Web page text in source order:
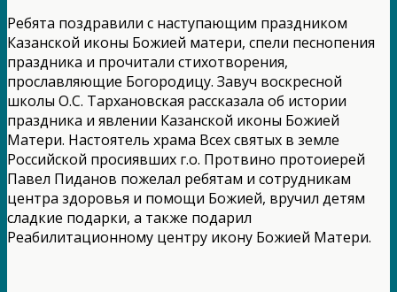
Ребята поздравили с наступающим праздником
Казанской иконы Божией матери, спели песнопения
праздника и прочитали стихотворения,
прославляющие Богородицу. Завуч воскресной
школы О.С. Тархановская рассказала об истории
праздника и явлении Казанской иконы Божией
Матери. Настоятель храма Всех святых в земле
Российской просиявших г.о. Протвино протоиерей
Павел Пиданов пожелал ребятам и сотрудникам
центра здоровья и помощи Божией, вручил детям
сладкие подарки, а также подарил
Реабилитационному центру икону Божией Матери.